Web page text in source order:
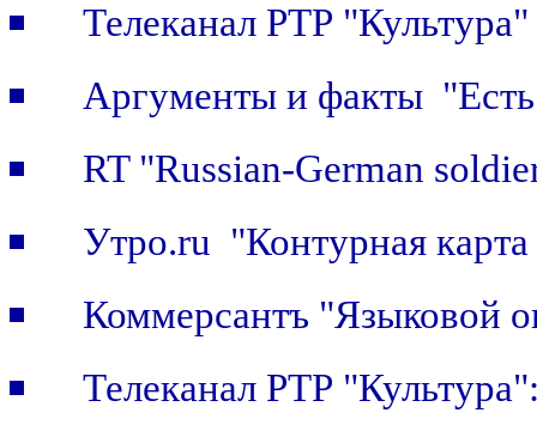
Телеканал РТР
Аргументы и факты
RT "Russian-German
Утро.ru "Контурная
Коммерсантъ "Языковой
Телеканал РТР